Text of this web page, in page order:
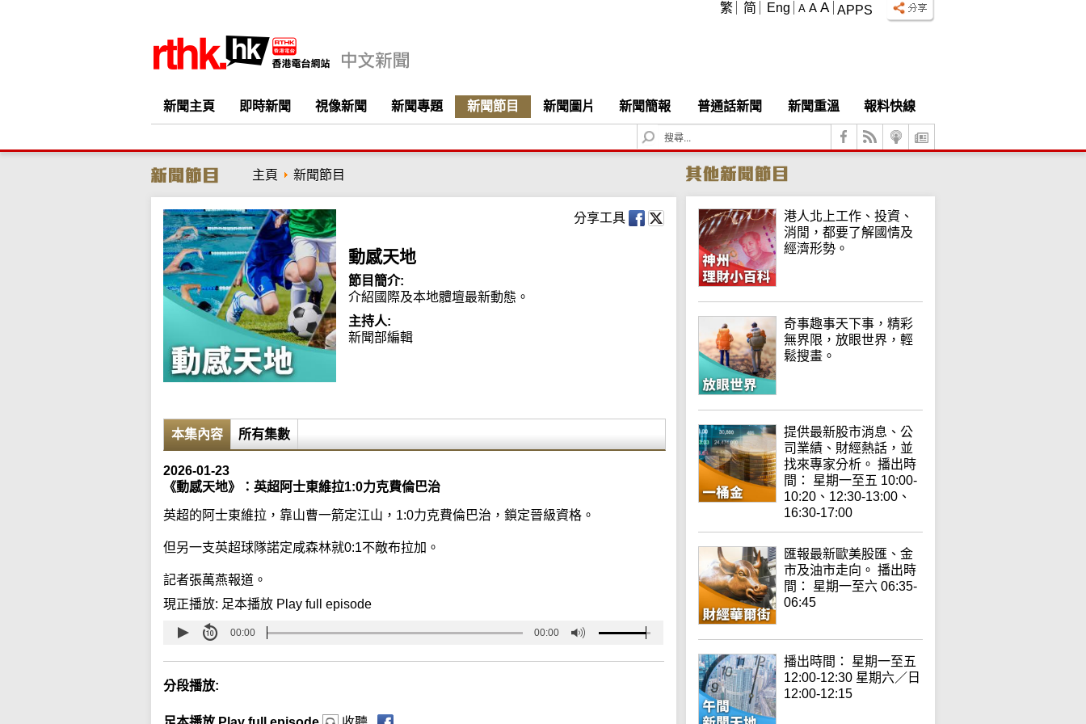
APPS
A A A
繁 简 Eng
新聞主頁 即時新聞 視像新聞 新聞專題 新聞節目 新聞圖片 新聞簡報 普通話新聞 新聞重溫
報料快線
S
e
c
h
主頁 新聞節目
分享工具
動感天地
節目簡介:
介紹國際及本地體壇最新動態。
主持人:
新聞部編輯
本集內容 所有集數
2026-01-23
《動感天地》：英超阿士東維拉1:0力克費倫巴治
英超的阿士東維拉，靠山曹一箭定江山，1:0力克費倫巴治，鎖定晉級資格。
但另一支英超球隊諾定咸森林就0:1不敵布拉加。
記者張萬燕報道。
現正播放: 足本播放 Play full episode
00:00 00:00
分段播放:
港人北上工作、投資、
消閒，都要了解國情及
經濟形勢。
奇事趣事天下事，精彩
無界限，放眼世界，輕
鬆搜畫。
提供最新股市消息、公
司業績、財經熱話，並
找來專家分析。 播出時
間： 星期一至五 10:00-
10:20、12:30-13:00、
16:30-17:00
匯報最新歐美股匯、金
市及油市走向。 播出時
間： 星期一至六 06:35-
06:45
播出時間： 星期一至五
12:00-12:30 星期六／日
12:00-12:15